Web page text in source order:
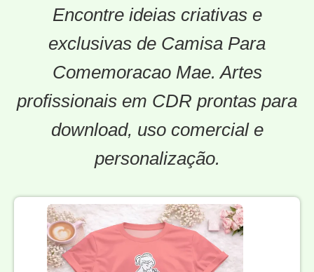
Encontre ideias criativas e
exclusivas de Camisa Para
Comemoracao Mae. Artes
profissionais em CDR prontas para
download, uso comercial e
personalização.